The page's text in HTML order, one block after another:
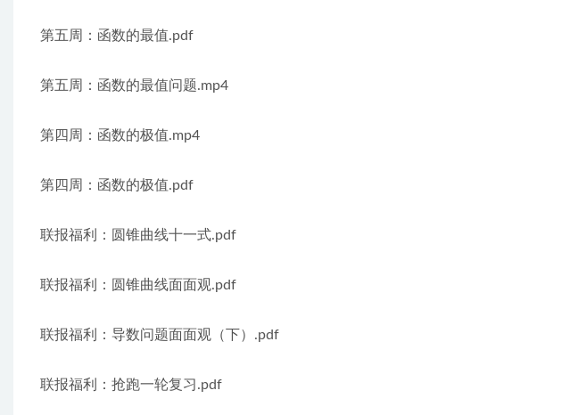
第五周：函数的最值.pdf
第五周：函数的最值问题.mp4
第四周：函数的极值.mp4
第四周：函数的极值.pdf
联报福利：圆锥曲线十一式.pdf
联报福利：圆锥曲线面面观.pdf
联报福利：导数问题面面观（下）.pdf
联报福利：抢跑一轮复习.pdf